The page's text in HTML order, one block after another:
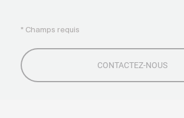
* Champs requis